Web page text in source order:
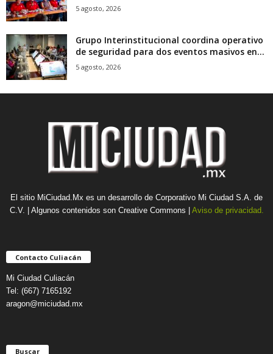
5 agosto, 2026
Grupo Interinstitucional coordina operativo
de seguridad para dos eventos masivos en...
5 agosto, 2026
El sitio MiCiudad.Mx es un desarrollo de Corporativo Mi Ciudad S.A. de
C.V. | Algunos contenidos son Creative Commons | Aviso de privacidad.
Contacto Culiacán
Mi Ciudad Culiacán
Tel: (667) 7165192
aragon@miciudad.mx
Buscar